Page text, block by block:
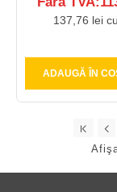
137,76 lei
ADAUGĂ ÎN